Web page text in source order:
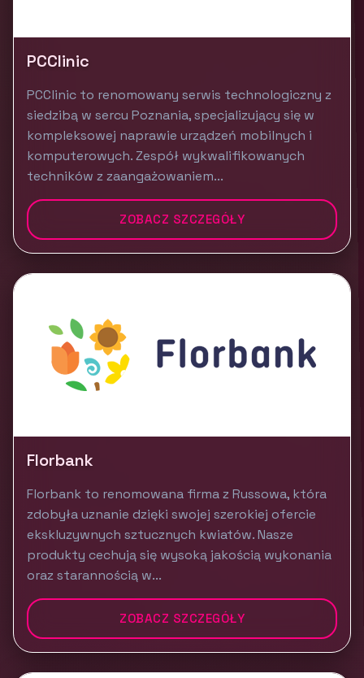
PCClinic
PCClinic to renomowany serwis technologiczny z
siedzibą w sercu Poznania, specjalizujący się w
kompleksowej naprawie urządzeń mobilnych i
komputerowych. Zespół wykwalifikowanych
techników z zaangażowaniem...
ZOBACZ SZCZEGÓŁY
Florbank
Florbank to renomowana firma z Russowa, która
zdobyła uznanie dzięki swojej szerokiej ofercie
ekskluzywnych sztucznych kwiatów. Nasze
produkty cechują się wysoką jakością wykonania
oraz starannością w...
ZOBACZ SZCZEGÓŁY